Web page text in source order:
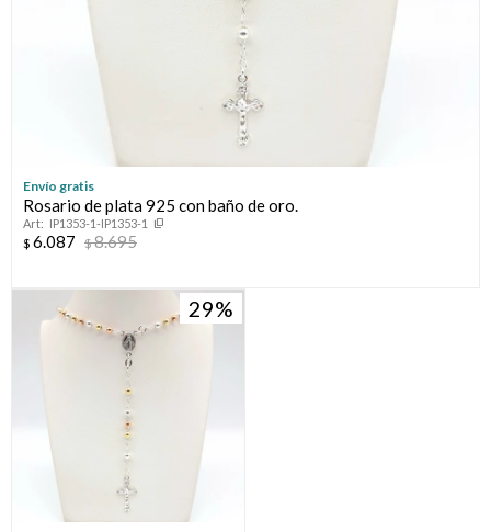
Envío gratis
Rosario de plata 925 con baño de oro.
IP1353-1-IP1353-1
$ 6.087 $8.695
29